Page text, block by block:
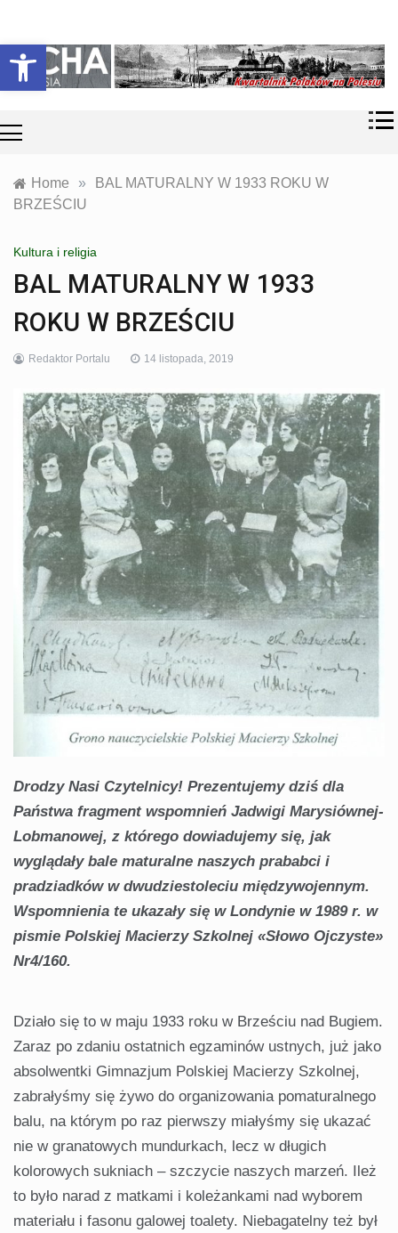
Otwórz pasek narzędzi
content
Echa
Polesia
współczesność
Polaków na
Polesiu.
Home »
BAL MATURALNY W 1933 ROKU W
BRZEŚCIU
Kultura i religia
BAL MATURALNY W 1933
ROKU W BRZEŚCIU
Redaktor Portalu 14 listopada, 2019
Drodzy Nasi Czytelnicy! Prezentujemy dziś dla
Państwa fragment wspomnień Jadwigi Marysiównej-
Lobmanowej, z którego dowiadujemy się, jak
wyglądały bale maturalne naszych prababci i
pradziadków w dwudziestoleciu międzywojennym.
Wspomnienia te ukazały się w Londynie w 1989 r. w
pismie Polskiej Macierzy Szkolnej «Słowo Ojczyste»
Nr4/160.
Działo się to w maju 1933 roku w Brześciu nad Bugiem.
Zaraz po zdaniu ostatnich egzaminów ustnych, już jako
absolwentki Gimnazjum Polskiej Macierzy Szkolnej,
zabrałyśmy się żywo do organizowania pomaturalnego
balu, na którym po raz pierwszy miałyśmy się ukazać
nie w granatowych mundurkach, lecz w długich
kolorowych sukniach – szczycie naszych marzeń. Ileż
to było narad z matkami i koleżankami nad wyborem
materiału i fasonu galowej toalety. Niebagatelny też był